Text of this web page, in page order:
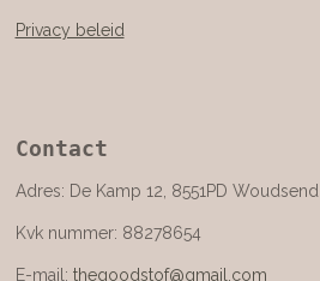
Privacy beleid
Contact
Adres: De Kamp 12, 8551PD Woudsend
Kvk nummer: 88278654
E-mail: thegoodstof@gmail.com